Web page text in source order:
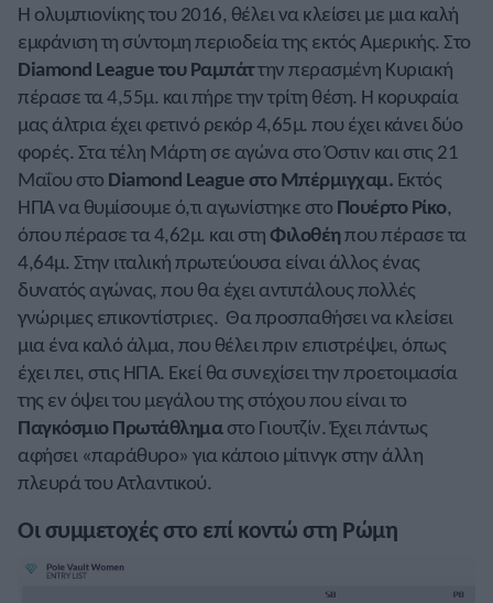
Η ολυμπιονίκης του 2016, θέλει να κλείσει με μια καλή
εμφάνιση τη σύντομη περιοδεία της εκτός Αμερικής. Στο
Diamond League του Ραμπάττην περασμένη Κυριακή
πέρασε τα 4,55μ. και πήρε την τρίτη θέση. Η κορυφαία
μας άλτρια έχει φετινό ρεκόρ 4,65μ. που έχει κάνει δύο
φορές. Στα τέλη Μάρτη σε αγώνα στο Όστιν και στις 21
Μαΐου στο Diamond League στοΜπέρμιγχαμ. Εκτός
ΗΠΑ να θυμίσουμε ό,τι αγωνίστηκε στο Πουέρτο Ρίκο,
όπου πέρασε τα 4,62μ. και στηΦιλοθέηπου πέρασε τα
4,64μ. Στην ιταλική πρωτεύουσα είναι άλλος ένας
δυνατός αγώνας, που θα έχει αντιπάλους πολλές
γνώριμες επικοντίστριες. Θα προσπαθήσει να κλείσει
μια ένα καλό άλμα, που θέλει πριν επιστρέψει, όπως
έχει πει, στις ΗΠΑ. Εκεί θα συνεχίσει την προετοιμασία
της εν όψει του μεγάλου της στόχου που είναι το
Παγκόσμιο Πρωτάθλημαστο Γιουτζίν. Έχει πάντως
αφήσει «παράθυρο» για κάποιο μίτινγκ στην άλλη
πλευρά του Ατλαντικού.
Οι συμμετοχές στο επί κοντώ στη Ρώμη